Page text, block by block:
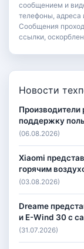
сообщением и
телефоны,
Сообщения
ссылки,
Новости
поддержку
(06.08.2026)
Xiaomi
горячим
(03.08.2026)
Dreame
и E-Wind 30 с
(31.07.2026)